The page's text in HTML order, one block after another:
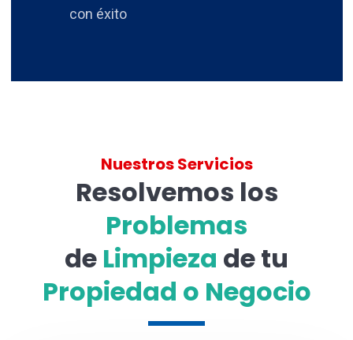
con éxito
Nuestros Servicios
Resolvemos los
Problemas
de Limpieza de tu
Propiedad o Negocio